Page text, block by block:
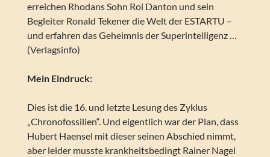
erreichen Rhodans Sohn Roi Danton und sein
Begleiter Ronald Tekener die Welt der ESTARTU –
und erfahren das Geheimnis der Superintelligenz …
(Verlagsinfo)
Mein Eindruck:
Dies ist die 16. und letzte Lesung des Zyklus
„Chronofossilien“. Und eigentlich war der Plan, dass
Hubert Haensel mit dieser seinen Abschied nimmt,
aber leider musste krankheitsbedingt Rainer Nagel